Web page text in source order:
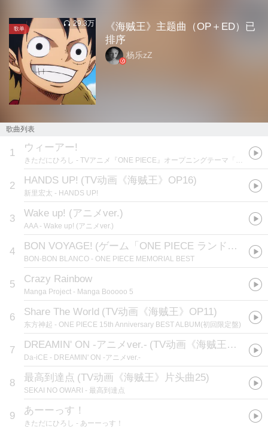
歌单
29.3万
《海贼王》主题曲（OP＋ED）已
排序
杨乐zZ
歌曲列表
1 ウィーアー!
きただにひろし - TVアニメ『ONE PIECE』オープニングテーマ「ウィーアー!」
2 HANDS UP! (TV动画《海贼王》OP16)
新里宏太 - HANDS UP!
3 Wake up! (アニメver.)
AAA- Wake up! (アニメver.)
4 BON VOYAGE! (ゲーム「ONE PIECE ランドランド!」OPテーマ
BON-BON BLANCO - ONE PIECE MEMORIAL BEST
5 Crazy Rainbow
Manga Project - Manga Booooo 5
6 Share The World (TV动画《海贼王》OP11)
东方神起 - ONE PIECE 15th Anniversary BEST ALBUM(初回限定盤)
7 DREAMIN' ON -アニメver.- (TV动画《海贼王》新片头曲
Da-iCE - DREAMIN' ON -アニメver.-
8 最高到達点 (TV动画《海贼王》片头曲25)
SEKAI NO OWARI - 最高到達点
9 あーーっす！
きただにひろし - あーーっす！